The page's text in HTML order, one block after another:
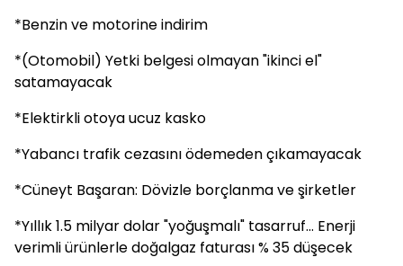
*Benzin ve motorine indirim
*(Otomobil) Yetki belgesi olmayan "ikinci el"
satamayacak
*Elektirkli otoya ucuz kasko
*Yabancı trafik cezasını ödemeden çıkamayacak
*Cüneyt Başaran: Dövizle borçlanma ve şirketler
*Yıllık 1.5 milyar dolar "yoğuşmalı" tasarruf... Enerji
verimli ürünlerle doğalgaz faturası % 35 düşecek